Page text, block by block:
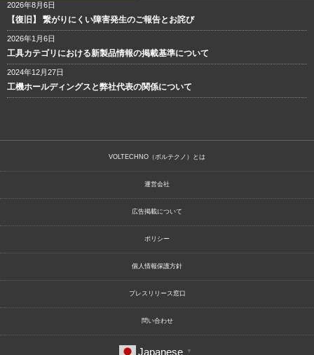
2026年8月6日
【復旧】 繋がりにくい障害発生のご報告とお詫び
2026年1月6日
工具カテゴリにおける新製品情報の掲載基準について
2024年12月27日
工機ホールディングスと弊社代表の関係について
VOLTECHNO（ボルテクノ）とは
運営会社
広告掲載について
ポリシー
個人情報保護方針
プレスリリース窓口
問い合わせ
Japanese ▼